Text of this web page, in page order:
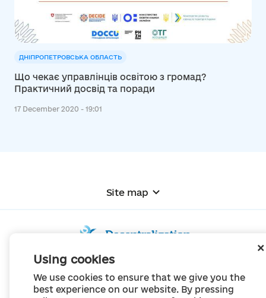
Using cookies
We use cookies to ensure that we give you the
best experience on our website. By pressing
ДНІПРОПЕТРОВСЬКА ОБЛАСТЬ
Що чекає управлінців освітою з громад?
Практичний досвід та поради
17 December 2020 - 19:01
Site map
© Portal "Decentralization", 2022
The project was created in 2014 to communicate the reform of local self-
government